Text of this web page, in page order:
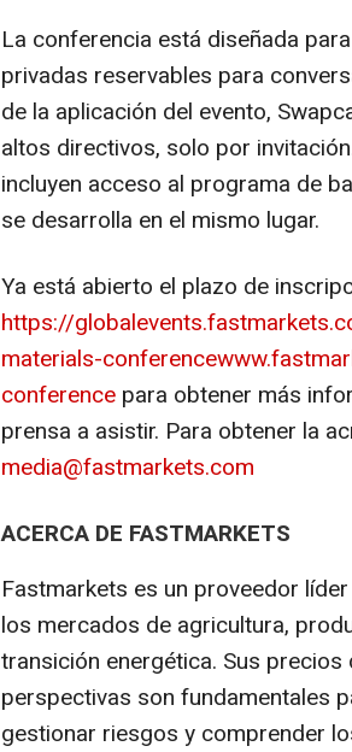
La conferencia está diseñada
privadas reservables para
de la aplicación del evento,
altos directivos, solo por
incluyen acceso al programa de
se desarrolla en el mismo lugar.
Ya está abierto el plazo de
https://
materials-conference
conference para obtener más
prensa a asistir. Para obtener la
media@fastmarkets.com
ACERCA DE FASTMARKETS
Fastmarkets es un proveedor
los mercados de agricultura,
transición energética. Sus
perspectivas son fundamentales
gestionar riesgos y comprender